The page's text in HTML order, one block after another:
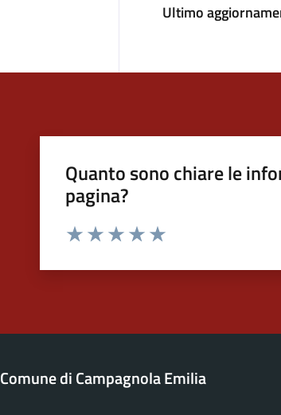
Ultimo
Quanto sono chiare le
pagina?
Comune di Campagnola Emilia